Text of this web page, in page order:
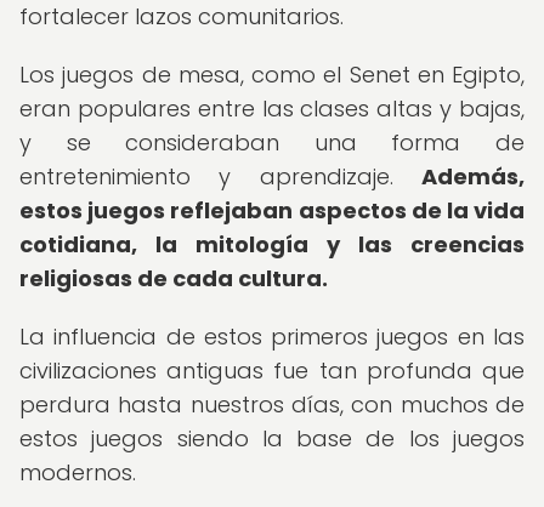
fortalecer lazos comunitarios.
Los juegos de mesa, como el Senet en Egipto,
eran populares entre las clases altas y bajas,
y se consideraban una forma de
entretenimiento y aprendizaje. Además,
estos juegos reflejaban aspectos de la vida
cotidiana, la mitología y las creencias
religiosas de cada cultura.
La influencia de estos primeros juegos en las
civilizaciones antiguas fue tan profunda que
perdura hasta nuestros días, con muchos de
estos juegos siendo la base de los juegos
modernos.